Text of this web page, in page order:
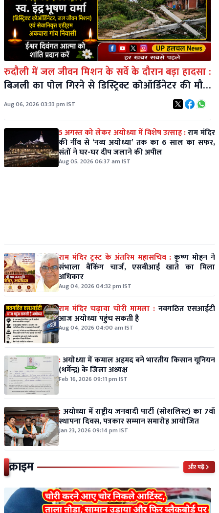
रुदौली में जल जीवन मिशन के सर्वे के दौरान बड़ा हादसा :
बिजली का पोल गिरने से डिस्ट्रिक्ट कोऑर्डिनेटर की मौत,
एक कर्मचारी गंभीर
Aug 06, 2026 03:33 pm IST
5 अगस्त को लेकर अयोध्या में विशेष उत्साह :राम मंदिर
की नींव से ‘नव्य अयोध्या’ तक का 6 साल का सफर,
संतों ने घर-घर दीप जलाने की अपील
Aug 05, 2026 06:37 am IST
राम मंदिर ट्रस्ट के अंतरिम महासचिव : कृष्ण मोहन ने
संभाला बैंकिंग चार्ज, एसबीआई खाते का मिला
अधिकार
Aug 04, 2026 04:32 pm IST
राम मंदिर चढ़ावा चोरी मामला : नवगठित एसआईटी
आज अयोध्या पहुंच सकती है
Aug 04, 2026 04:00 am IST
:अयोध्या में कमाल अहमद बने भारतीय किसान यूनियन
(धर्मेन्द्र) के जिला अध्यक्ष
Feb 16, 2026 09:11 pm IST
:अयोध्या में राष्ट्रीय जनवादी पार्टी (सोशलिस्ट) का 7वाँ
स्थापना दिवस, पत्रकार सम्मान समारोह आयोजित
Jan 23, 2026 09:14 pm IST
क्राइम और पढ़ें